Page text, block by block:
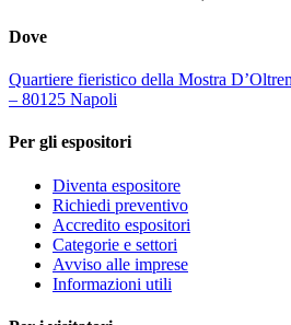
Dove
Quartiere fieristico della Mostra
– 80125 Napoli
Per gli espositori
Diventa espositore
Richiedi preventivo
Accredito espositori
Categorie e settori
Avviso alle imprese
Informazioni utili